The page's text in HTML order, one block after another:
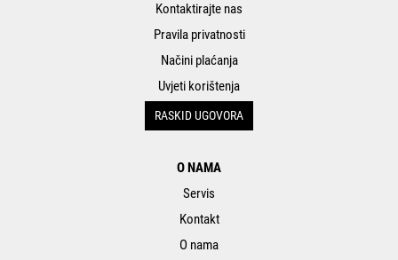
Kontaktirajte nas
Pravila privatnosti
Načini plaćanja
Uvjeti korištenja
RASKID UGOVORA
O NAMA
Servis
Kontakt
O nama